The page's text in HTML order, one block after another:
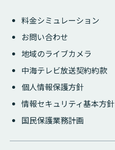
料金シミュレーション
お問い合わせ
地域のライブカメラ
中海テレビ放送契約約款
個人情報保護方針
情報セキュリティ基本方針
国民保護業務計画